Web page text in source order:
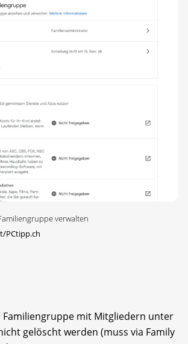
verwalten
PCtipp.ch
Familiengruppe mit Mitgliedern unter
gelöscht werden (muss via Family